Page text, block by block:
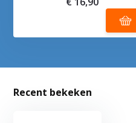
Recent bekeken